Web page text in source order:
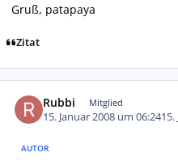
Gruß, patapaya
Zitat
Rubbi Mitglied
15. Januar 2008 um 06:2415.
AUTOR